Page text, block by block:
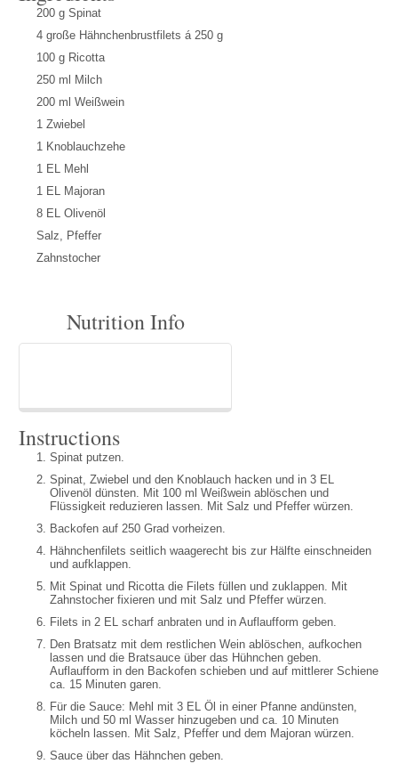
200 g Spinat
4 große Hähnchenbrustfilets á 250 g
100 g Ricotta
250 ml Milch
200 ml Weißwein
1 Zwiebel
1 Knoblauchzehe
1 EL Mehl
1 EL Majoran
8 EL Olivenöl
Salz, Pfeffer
Zahnstocher
Nutrition Info
Instructions
Spinat putzen.
Spinat, Zwiebel und den Knoblauch hacken und in 3 EL
Olivenöl dünsten. Mit 100 ml Weißwein ablöschen und
Flüssigkeit reduzieren lassen. Mit Salz und Pfeffer würzen.
Backofen auf 250 Grad vorheizen.
Hähnchenfilets seitlich waagerecht bis zur Hälfte einschneiden
und aufklappen.
Mit Spinat und Ricotta die Filets füllen und zuklappen. Mit
Zahnstocher fixieren und mit Salz und Pfeffer würzen.
Filets in 2 EL scharf anbraten und in Auflaufform geben.
Den Bratsatz mit dem restlichen Wein ablöschen, aufkochen
lassen und die Bratsauce über das Hühnchen geben.
Auflaufform in den Backofen schieben und auf mittlerer Schiene
ca. 15 Minuten garen.
Für die Sauce: Mehl mit 3 EL Öl in einer Pfanne andünsten,
Milch und 50 ml Wasser hinzugeben und ca. 10 Minuten
köcheln lassen. Mit Salz, Pfeffer und dem Majoran würzen.
Sauce über das Hähnchen geben.